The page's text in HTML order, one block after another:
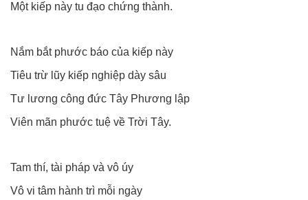
Một kiếp này tu đạo chứng thành.
Nắm bắt phước báo của kiếp này
Tiêu trừ lũy kiếp nghiệp dày sâu
Tư lương công đức Tây Phương lập
Viên mãn phước tuệ về Trời Tây.
Tam thí, tài pháp và vô úy
Vô vi tâm hành trì mỗi ngày